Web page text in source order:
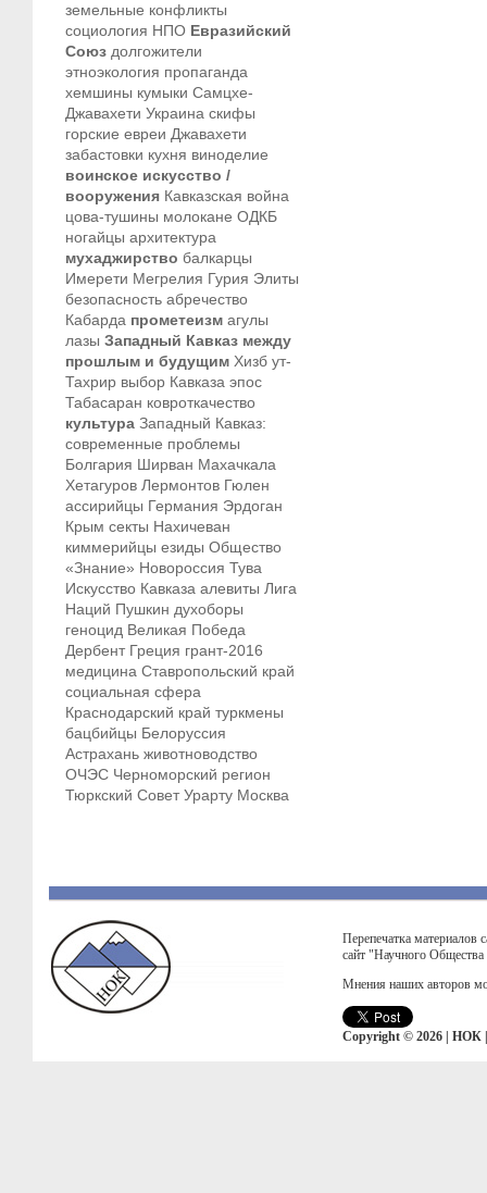
земельные конфликты
социология НПО Евразийский
Союз долгожители
этноэкология пропаганда
хемшины кумыки Самцхе-
Джавахети Украина скифы
горские евреи Джавахети
забастовки кухня виноделие
воинское искусство /
вооружения Кавказская война
цова-тушины молокане ОДКБ
ногайцы архитектура
мухаджирство балкарцы
Имерети Мегрелия Гурия Элиты
безопасность абречество
Кабарда прометеизм агулы
лазы Западный Кавказ между
прошлым и будущим Хизб ут-
Тахрир выбор Кавказа эпос
Табасаран ковроткачество
культура Западный Кавказ:
современные проблемы
Болгария Ширван Махачкала
Хетагуров Лермонтов Гюлен
ассирийцы Германия Эрдоган
Крым секты Нахичеван
киммерийцы езиды Общество
«Знание» Новороссия Тува
Искусство Кавказа алевиты Лига
Наций Пушкин духоборы
геноцид Великая Победа
Дербент Греция грант-2016
медицина Ставропольский край
социальная сфера
Краснодарский край туркмены
бацбийцы Белоруссия
Астрахань животноводство
ОЧЭС Черноморский регион
Тюркский Совет Урарту Москва
Перепечатка материалов
сайт "Научного
Мнения наших авторов
Copyright © 2026 | НОК